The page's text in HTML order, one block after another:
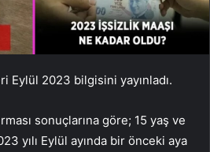
Eylül 2023 bilgisini yayınladı.
sonuçlarına göre; 15 yaş ve
yılı Eylül ayında bir önceki aya